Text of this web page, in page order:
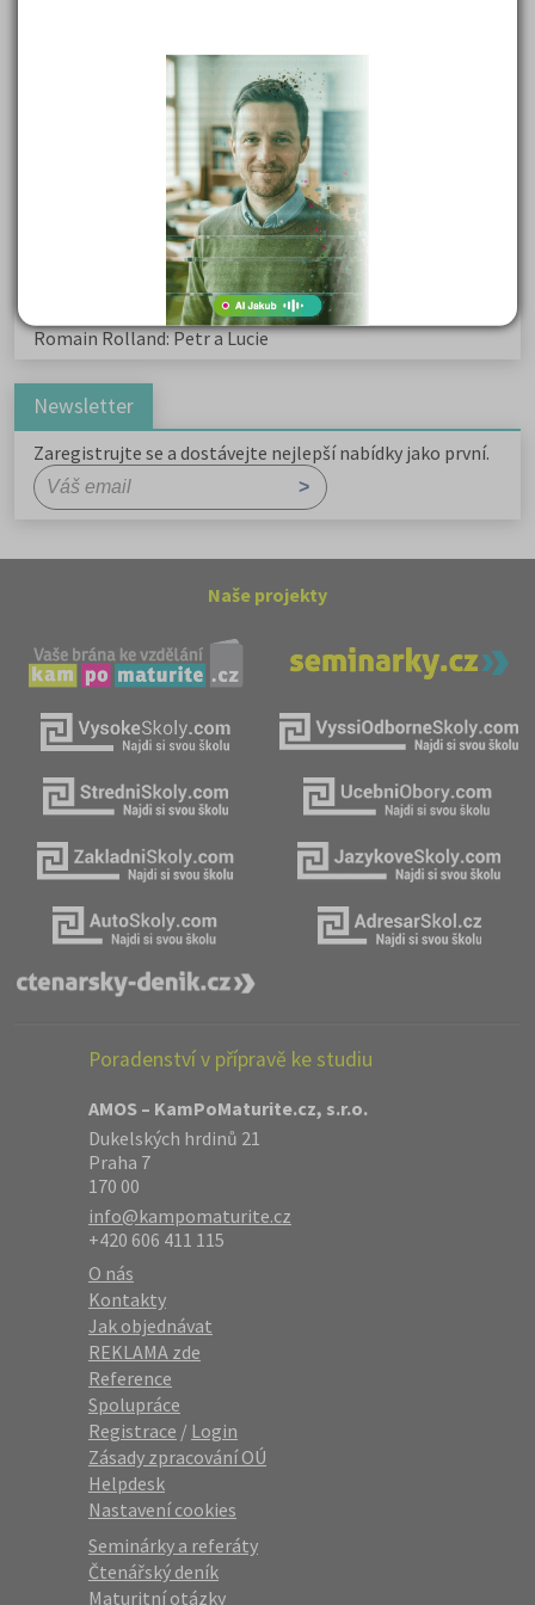
Kritika hry M. L. King v Salesiánském divadle
Důležité reakce organických sloučenin a jejich význam
Zákonitosti v elektronové struktuře
Základní charakteristiky obyvatelstva a geografie sídel
Karel Hynek Mácha: Máj
Karel Havlíček Borovský: Tyrolské elegie
Romain Rolland: Petr a Lucie
Newsletter
Zaregistrujte se a dostávejte nejlepší nabídky jako první.
Naše projekty
Poradenství v přípravě ke studiu
AMOS – KamPoMaturite.cz, s.r.o.
Dukelských hrdinů 21
Praha 7
170 00
info@kampomaturite.cz
+420 606 411 115
O nás
Kontakty
Jak objednávat
REKLAMA zde
Reference
Spolupráce
Registrace / Login
Zásady zpracování OÚ
Helpdesk
Nastavení cookies
Seminárky a referáty
Čtenářský deník
Maturitní otázky